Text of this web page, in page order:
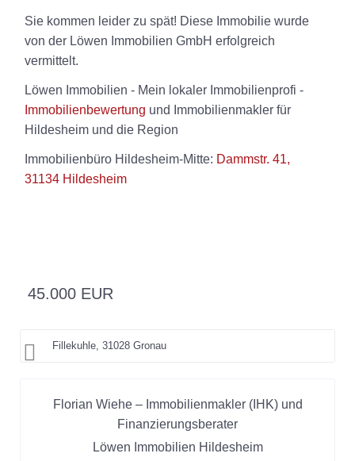
Sie kommen leider zu spät! Diese Immobilie wurde
von der Löwen Immobilien GmbH erfolgreich
vermittelt.
Löwen Immobilien - Mein lokaler Immobilienprofi -
Immobilienbewertung und Immobilienmakler für
Hildesheim und die Region
Immobilienbüro Hildesheim-Mitte: Dammstr. 41,
31134 Hildesheim
45.000 EUR
Fillekuhle, 31028 Gronau
Florian Wiehe – Immobilienmakler (IHK) und
Finanzierungsberater
Löwen Immobilien Hildesheim